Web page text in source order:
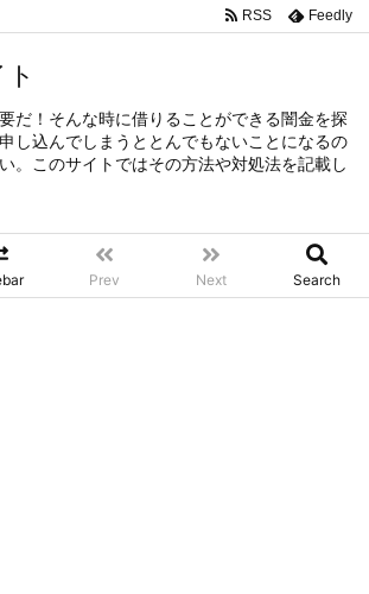
だ！そんな時に借りることができる闇金を探
し込んでしまうととんでもないことになるの
。このサイトではその方法や対処法を記載し
Prev Next Search
RSS Feedly